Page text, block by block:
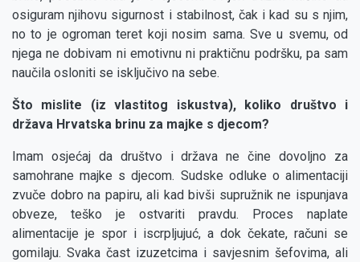
osiguram njihovu sigurnost i stabilnost, čak i kad su s njim,
no to je ogroman teret koji nosim sama. Sve u svemu, od
njega ne dobivam ni emotivnu ni praktičnu podršku, pa sam
naučila osloniti se isključivo na sebe.
Što mislite (iz vlastitog iskustva), koliko društvo i
država Hrvatska brinu za majke s djecom?
Imam osjećaj da društvo i država ne čine dovoljno za
samohrane majke s djecom. Sudske odluke o alimentaciji
zvuče dobro na papiru, ali kad bivši supružnik ne ispunjava
obveze, teško je ostvariti pravdu. Proces naplate
alimentacije je spor i iscrpljujuć, a dok čekate, računi se
gomilaju. Svaka čast izuzetcima i savjesnim šefovima, ali